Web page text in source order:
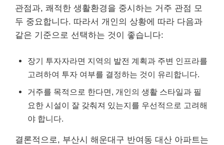
관점과, 쾌적한 생활환경을 중시하는 거주 관점 모
두 중요합니다. 따라서 개인의 상황에 따라 다음과
같은 기준으로 선택하는 것이 좋습니다:
장기 투자자라면 지역의 발전 계획과 주변 인프라를
고려하여 투자 여부를 결정하는 것이 유리합니다.
거주를 목적으로 한다면, 개인의 생활 스타일과 필
요한 시설이 잘 갖춰져 있는지를 우선적으로 고려해
야 합니다.
결론적으로, 부산시 해운대구 반여동 대산 아파트는